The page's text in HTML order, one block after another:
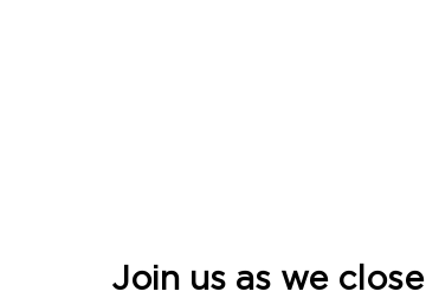
Join us as we